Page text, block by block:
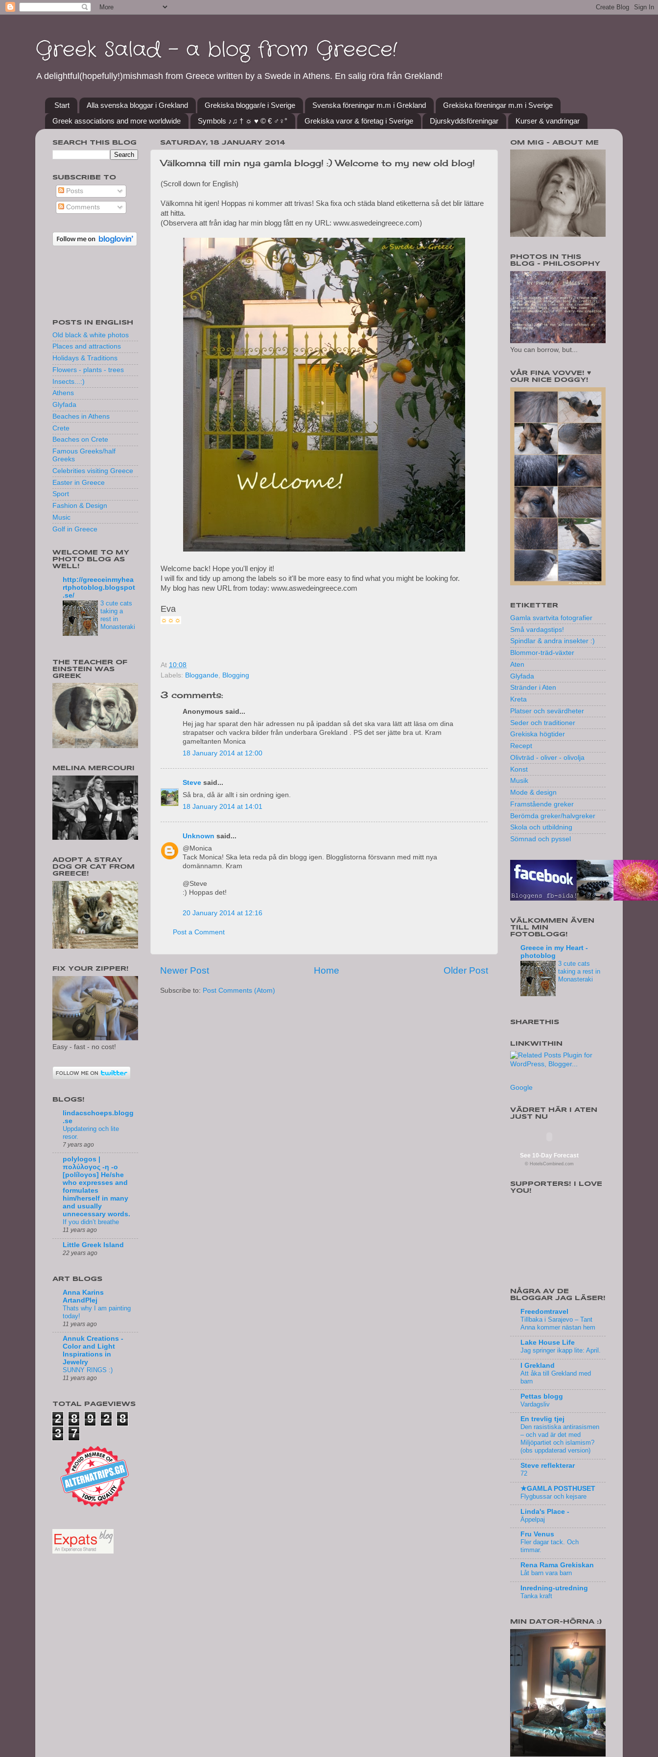
Greek Salad - a blog from Greece!
A delightful(hopefully!)mishmash from Greece written by a Swede in Athens. En salig röra från Grekland!
Start Alla svenska bloggar i Grekland Grekiska bloggar/e i Sverige Svenska föreningar m.m i Grekland
Grekiska föreningar m.m i Sverige
Greek associations and more worldwide
Symbols ♪♫ † ☼ ♥ © € ♂♀° Grekiska varor & företag i Sverige Djurskyddsföreningar Kurser & vandringar
SATURDAY, 18 JANUARY 2014
Välkomna till min nya gamla blogg! :) Welcome to my new old blog!
(Scroll down for English)
Välkomna hit igen! Hoppas ni kommer att trivas! Ska fixa och städa bland etiketterna så det blir lättare
att hitta.
(Observera att från idag har min blogg fått en ny URL: www.aswedeingreece.com)
Welcome back! Hope you'll enjoy it!
I will fix and tidy up among the labels so it'll be more easy to find what you might be looking for.
My blog has new URL from today: www.aswedeingreece.com
Eva
☼☼☼
At 10:08
Labels: Bloggande, Blogging
3 comments:
Anonymous said...
Hej jag har sparat den här adressen nu på ipaddan så det ska vara lätt att läsa om dina
strapatser och vackra bilder från underbara Grekland . PS det ser jätte bra ut. Kram
gameltanten Monica
18 January 2014 at 12:00
Steve said...
Så bra, då är allt i sin ordning igen.
18 January 2014 at 14:01
Unknown said...
@Monica
Tack Monica! Ska leta reda på din blogg igen. Blogglistorna försvann med mitt nya
domännamn. Kram
@Steve
:) Hoppas det!
20 January 2014 at 12:16
Post a Comment
Newer Post Older Post
Home
Subscribe to: Post Comments (Atom)
SEARCH THIS BLOG
SUBSCRIBE TO
Posts
Comments
POSTS IN ENGLISH
Old black & white photos
Places and attractions
Holidays & Traditions
Flowers - plants - trees
Insects...:)
Athens
Glyfada
Beaches in Athens
Crete
Beaches on Crete
Famous Greeks/half
Greeks
Celebrities visiting Greece
Easter in Greece
Sport
Fashion & Design
Music
Golf in Greece
WELCOME TO MY
PHOTO BLOG AS
WELL!
http://greeceinmyhea
rtphotoblog.blogspot
.se/
3 cute cats
taking a
rest in
Monasteraki
THE TEACHER OF
EINSTEIN WAS
GREEK
MELINA MERCOURI
ADOPT A STRAY
DOG OR CAT FROM
GREECE!
FIX YOUR ZIPPER!
Easy - fast - no cost!
BLOGS!
lindacschoeps.blogg
.se
Uppdatering och lite
resor.
7 years ago
polylogos |
πολύλογος -η -ο
[políloγos] He/she
who expresses and
formulates
him/herself in many
and usually
unnecessary words.
If you didn’t breathe
11 years ago
Little Greek Island
22 years ago
ART BLOGS
Anna Karins
ArtandPlej
Thats why I am painting
today!
11 years ago
Annuk Creations -
Color and Light
Inspirations in
Jewelry
SUNNY RINGS :)
11 years ago
TOTAL PAGEVIEWS
2 8 9 2
8
3
7
OM MIG - ABOUT ME
PHOTOS IN THIS
BLOG - PHILOSOPHY
You can borrow, but...
VÅR FINA VOVVE! ♥
OUR NICE DOGGY!
ETIKETTER
Gamla svartvita fotografier
Små vardagstips!
Spindlar & andra insekter :)
Blommor-träd-växter
Aten
Glyfada
Stränder i Aten
Kreta
Platser och sevärdheter
Seder och traditioner
Grekiska högtider
Recept
Olivträd - oliver - olivolja
Konst
Musik
Mode & design
Framstående greker
Berömda greker/halvgreker
Skola och utbildning
Sömnad och pyssel
VÄLKOMMEN ÄVEN
TILL MIN
FOTOBLOGG!
Greece in my Heart -
photoblog
3 cute cats
taking a rest in
Monasteraki
SHARETHIS
LINKWITHIN
Google
VÄDRET HÄR I ATEN
JUST NU
See 10-Day Forecast
© HotelsCombined.com
SUPPORTERS! I LOVE
YOU!
NÅGRA AV DE
BLOGGAR JAG LÄSER!
Freedomtravel
Tillbaka i Sarajevo – Tant
Anna kommer nästan hem
Lake House Life
Jag springer ikapp lite: April.
I Grekland
Att åka till Grekland med
barn
Pettas blogg
Vardagsliv
En trevlig tjej
Den rasistiska antirasismen
– och vad är det med
Miljöpartiet och islamism?
(obs uppdaterad version)
Steve reflekterar
72
★GAMLA POSTHUSET
Flygbussar och kejsare
Linda's Place -
Äppelpaj
Fru Venus
Fler dagar tack. Och
timmar.
Rena Rama Grekiskan
Låt barn vara barn
Inredning-utredning
Tanka kraft
MIN DATOR-HÖRNA :)